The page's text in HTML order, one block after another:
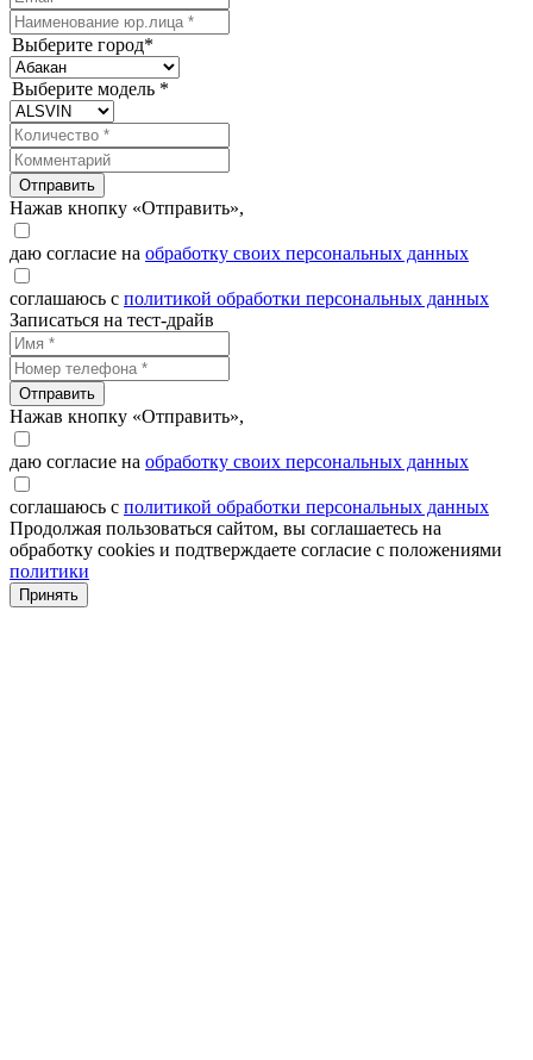
Выберите город*
Выберите модель *
Отправить
Нажав кнопку «Отправить»,
даю согласие на обработку своих персональных данных
соглашаюсь с политикой обработки персональных данных
Записаться на тест-драйв
Отправить
Нажав кнопку «Отправить»,
даю согласие на обработку своих персональных данных
соглашаюсь с политикой обработки персональных данных
Продолжая пользоваться сайтом, вы соглашаетесь на
обработку cookies и подтверждаете согласие с положениями
политики
Принять